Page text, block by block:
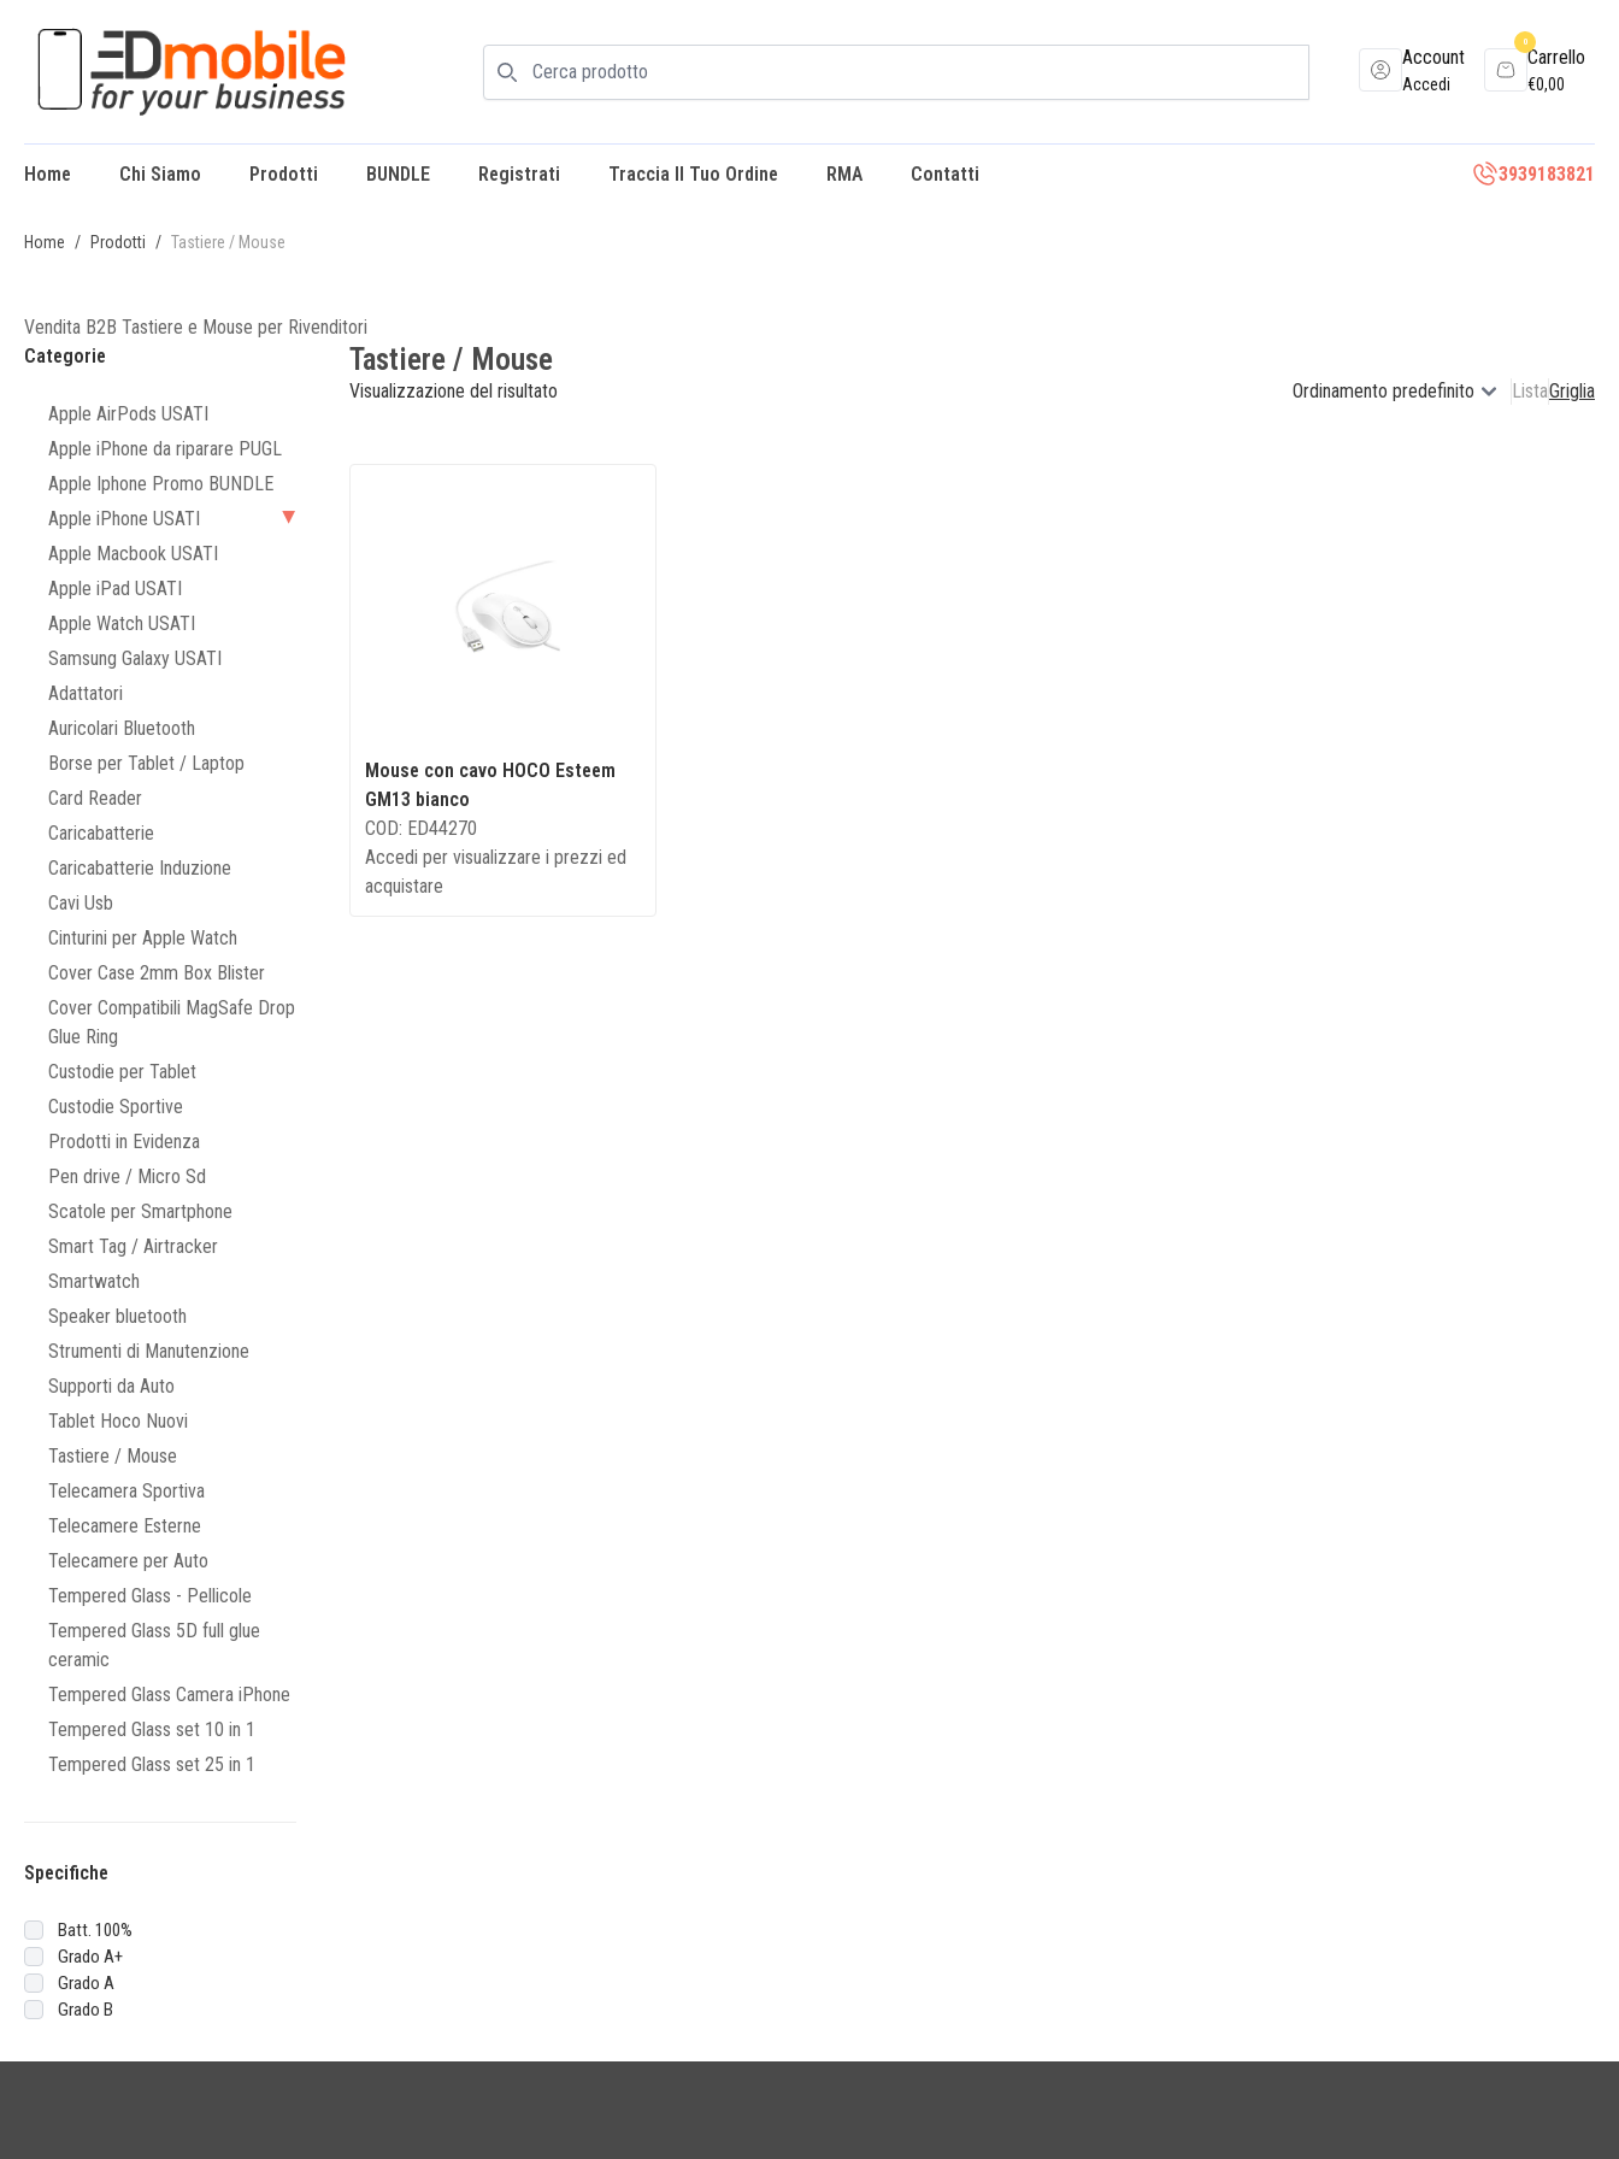
Account
Accedi
Carrello
€0,00
0
Home Chi Siamo Prodotti BUNDLE Registrati Traccia Il Tuo Ordine RMA Contatti
3939183821
Home / Prodotti / Tastiere / Mouse
Vendita B2B Tastiere e Mouse per Rivenditori
Categorie
Apple AirPods USATI
Apple iPhone da riparare PUGL
Apple Iphone Promo BUNDLE
▶
Apple iPhone USATI
Apple Macbook USATI
Apple iPad USATI
Apple Watch USATI
Samsung Galaxy USATI
Adattatori
Auricolari Bluetooth
Borse per Tablet / Laptop
Card Reader
Caricabatterie
Caricabatterie Induzione
Cavi Usb
Cinturini per Apple Watch
Cover Case 2mm Box Blister
Cover Compatibili MagSafe Drop
Glue Ring
Custodie per Tablet
Custodie Sportive
Prodotti in Evidenza
Pen drive / Micro Sd
Scatole per Smartphone
Smart Tag / Airtracker
Smartwatch
Speaker bluetooth
Strumenti di Manutenzione
Supporti da Auto
Tablet Hoco Nuovi
Tastiere / Mouse
Telecamera Sportiva
Telecamere Esterne
Telecamere per Auto
Tempered Glass - Pellicole
Tempered Glass 5D full glue
ceramic
Tempered Glass Camera iPhone
Tempered Glass set 10 in 1
Tempered Glass set 25 in 1
Specifiche
Batt. 100%
Grado A+
Grado A
Grado B
Tastiere / Mouse
Visualizzazione del risultato ListaGriglia
Mouse con cavo HOCO Esteem
GM13 bianco
COD: ED44270
Accedi per visualizzare i prezzi ed
acquistare